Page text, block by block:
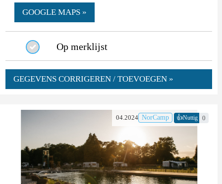
GOOGLE MAPS »
Op merklijst
GEGEVENS CORRIGEREN / TOEVOEGEN »
04.2024 NorCamp 👍Nuttig 0